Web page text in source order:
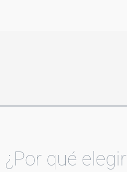
¿Por qué